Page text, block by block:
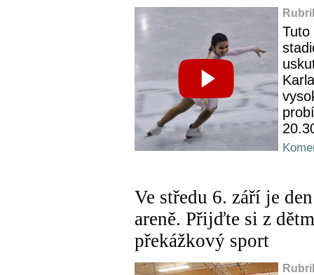
Tuto
Ve středu 6. září je
areně. Přijďte si z
překážkový sport